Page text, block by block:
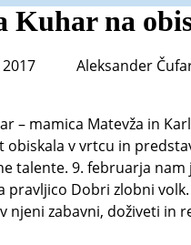
Kuhar na
Aleksander
– mamica Matevža in
obiskala v vrtcu in
talente. 9. februarja nam
pravljico Dobri zlobni volk.
njeni zabavni, doživeti in